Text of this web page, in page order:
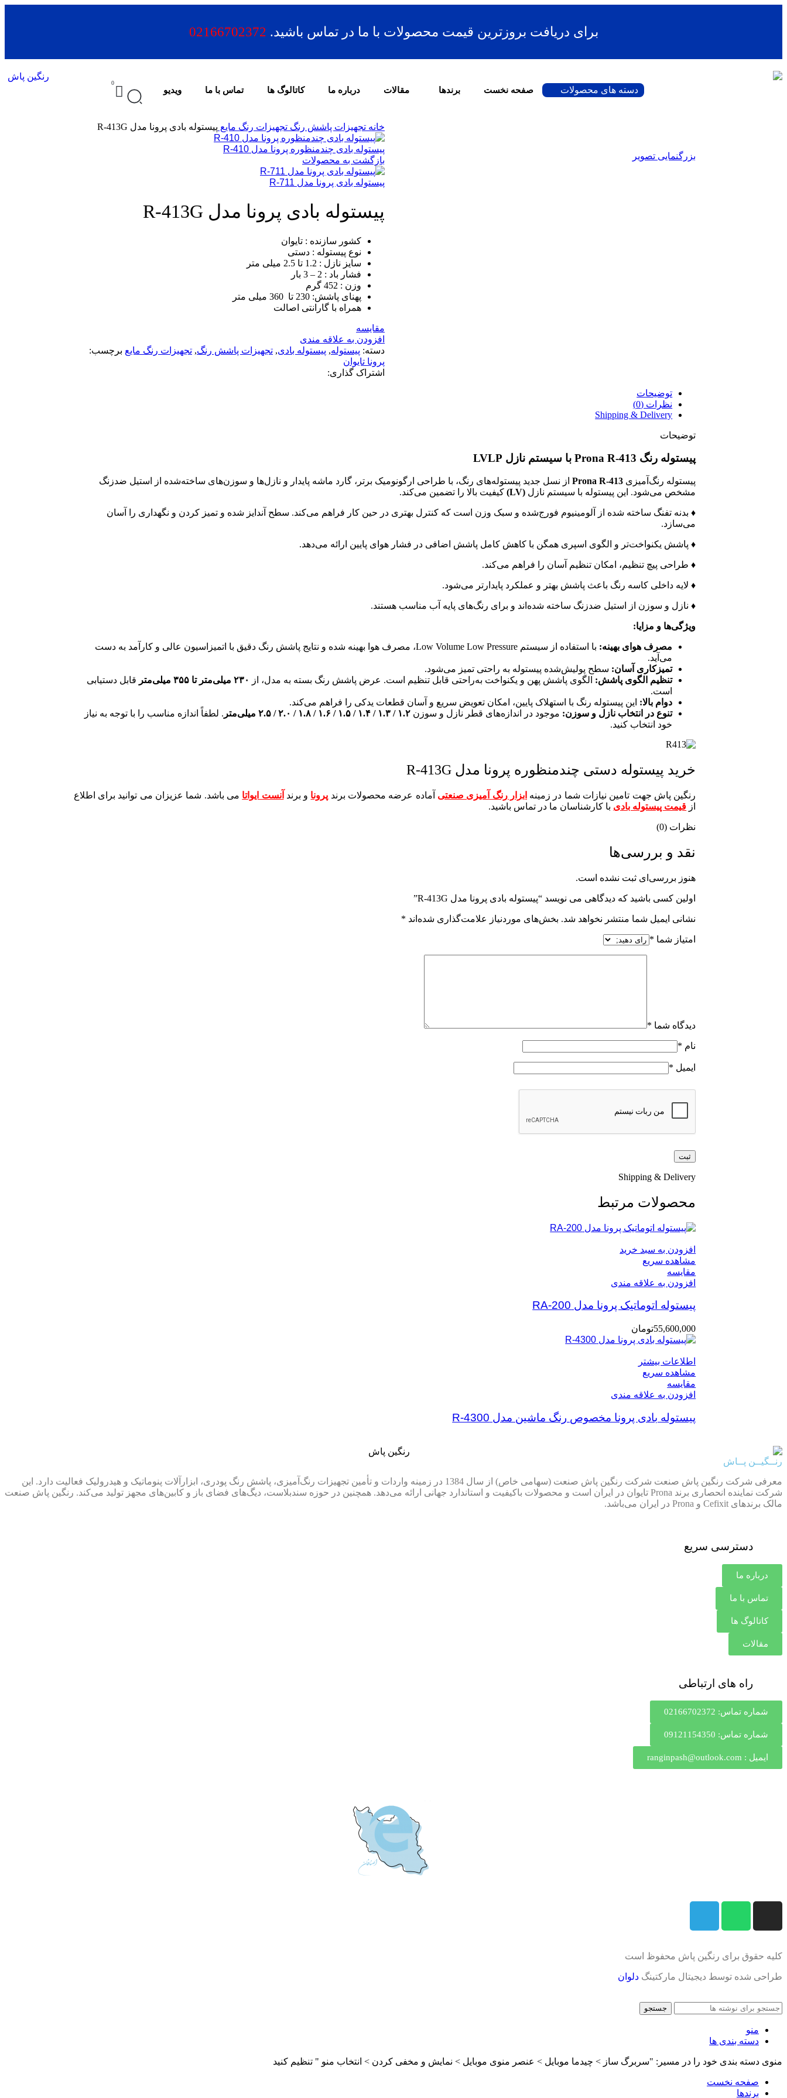
برای دریافت بروزترین قیمت محصولات با ما در تماس باشید. 02166702372
صفحه نخست برندها مقالات درباره ما کاتالوگ ها تماس با ما ویدیو دسته های محصولات
0
بزرگنمایی تصویر
خانه تجهیزات پاشش رنگ تجهیزات رنگ مایع پیستوله بادی پرونا مدل R-413G
پیستوله بادی چندمنظوره پرونا مدل R-410
بازگشت به محصولات
پیستوله بادی پرونا مدل R-711
پیستوله بادی پرونا مدل R-413G
کشور سازنده : تایوان
نوع پیستوله : دستی
سایز نازل : 1.2 تا 2.5 میلی متر
فشار باد : 2 – 3 بار
وزن : 452 گرم
پهنای پاشش: 230 تا 360 میلی متر
همراه با گارانتی اصالت
مقایسه
افزودن به علاقه مندی
دسته: پیستوله, پیستوله بادی, تجهیزات پاشش رنگ, تجهیزات رنگ مایع برچسب:
پرونا تایوان
اشتراک گذاری:
توضیحات
نظرات (0)
Shipping & Delivery
توضیحات
پیستوله رنگ Prona R-413 با سیستم نازل LVLP
پیستوله رنگ‌آمیزی Prona R-413از نسل جدید پیستوله‌های رنگ، با طراحی ارگونومیک برتر، گارد ماشه پایدار و نازل‌ها و سوزن‌های ساخته‌شده از استیل ضدزنگ
مشخص می‌شود. این پیستوله با سیستم نازل (LV) کیفیت بالا را تضمین می‌کند.
♦ بدنه تفنگ ساخته شده از آلومینیوم فورج‌شده و سبک وزن است که کنترل بهتری در حین کار فراهم می‌کند. سطح آندایز شده و تمیز کردن و نگهداری را آسان
می‌سازد.
♦ پاشش یکنواخت‌تر و الگوی اسپری همگن با کاهش کامل پاشش اضافی در فشار هوای پایین ارائه می‌دهد.
♦ طراحی پیچ تنظیم، امکان تنظیم آسان را فراهم می‌کند.
♦ لایه داخلی کاسه رنگ باعث پاشش بهتر و عملکرد پایدارتر می‌شود.
♦ نازل و سوزن از استیل ضدزنگ ساخته شده‌اند و برای رنگ‌های پایه آب مناسب هستند.
ویژگی‌ها و مزایا:
مصرف هوای بهینه:
با استفاده از سیستم Low Volume Low Pressure، مصرف هوا بهینه شده و نتایج پاشش رنگ دقیق با اتمیزاسیون عالی و کارآمد به دست
می‌آید.
تمیزکاری آسان: سطح پولیش‌شده پیستوله به راحتی تمیز می‌شود.
تنظیم الگوی پاشش: الگوی پاشش پهن و یکنواخت به‌راحتی قابل تنظیم است. عرض پاشش رنگ بسته به مدل، از ۲۳۰ میلی‌متر تا ۳۵۵ میلی‌متر
قابل دستیابی
است.
دوام بالا: این پیستوله رنگ با استهلاک پایین، امکان تعویض سریع و آسان قطعات یدکی را فراهم می‌کند.
تنوع در انتخاب نازل و سوزن: موجود در اندازه‌های قطر نازل و سوزن ۱.۲ / ۱.۳ / ۱.۴ / ۱.۵ / ۱.۶ / ۱.۸ / ۲.۰ / ۲.۵ میلی‌متر
. لطفاً اندازه مناسب را با توجه به نیاز
خود انتخاب کنید.
خرید پیستوله دستی چندمنظوره پرونا مدل R-413G
رنگین پاش جهت تامین نیازات شما در زمینه ابزار رنگ آمیزی صنعتی آماده عرضه محصولات برند پرونا و برند آنست ایواتا می باشد. شما عزیزان می توانید برای اطلاع
از قیمت پیستوله بادی با کارشناسان ما در تماس باشید.
نظرات (0)
نقد و بررسی‌ها
هنوز بررسی‌ای ثبت نشده است.
اولین کسی باشید که دیدگاهی می نویسد “پیستوله بادی پرونا مدل R-413G”
نشانی ایمیل شما منتشر نخواهد شد. بخش‌های موردنیاز علامت‌گذاری شده‌اند *
امتیاز شما *
دیدگاه شما *
نام *
ایمیل *
Shipping & Delivery
محصولات مرتبط
افزودن به سبد خرید
مشاهده سریع
مقایسه
افزودن به علاقه مندی
پیستوله اتوماتیک پرونا مدل RA-200
55,600,000تومان
اطلاعات بیشتر
مشاهده سریع
مقایسه
افزودن به علاقه مندی
پیستوله بادی پرونا مخصوص رنگ ماشین مدل R-4300
رنــگیــن پــاش
معرفی شرکت رنگین پاش صنعت شرکت رنگین پاش صنعت (سهامی خاص) از سال 1384 در زمینه واردات و تأمین تجهیزات رنگ‌آمیزی، پاشش رنگ پودری، ابزارآلات پنوماتیک و هیدرولیک فعالیت دارد. این
شرکت نماینده انحصاری برند Prona تایوان در ایران است و محصولات باکیفیت و استاندارد جهانی ارائه می‌دهد. همچنین در حوزه سندبلاست، دیگ‌های فضای باز و کابین‌های مجهز تولید می‌کند. رنگین پاش صنعت
مالک برندهای Cefixit و Prona در ایران می‌باشد.
دسترسی سریع
درباره ما
تماس با ما
کاتالوگ ها
مقالات
راه های ارتباطی
شماره تماس: 02166702372
شماره تماس: 09121154350
ایمیل : ranginpash@outlook.com
کلیه حقوق برای رنگین پاش محفوظ است
طراحی شده توسط دیجیتال مارکتینگ دلوان
جستجو
منو
دسته بندی ها
منوی دسته بندی خود را در مسیر: "سربرگ ساز > چیدما موبایل > عنصر منوی موبایل > نمایش و مخفی کردن > انتخاب منو " تنظیم کنید
صفحه نخست
برندها